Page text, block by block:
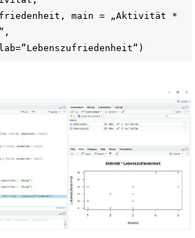
main = „Aktivität *